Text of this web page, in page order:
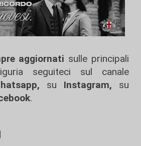
aggiornati sulle principali
seguiteci sul canale
su Instagram, su
.